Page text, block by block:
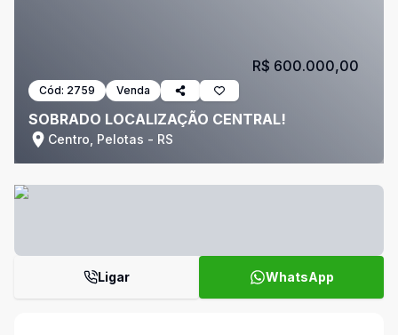
Cód: 2759 Venda
SOBRADO LOCALIZAÇÃO CENTRAL!
Centro, Pelotas - RS
R$ 600.000,00
Ligar WhatsApp